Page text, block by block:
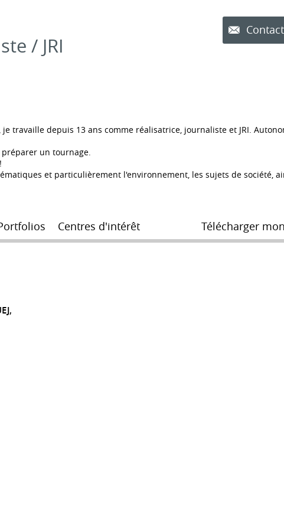
/ JRI
travaille depuis 13 ans comme réalisatrice, journaliste et JRI.
un tournage.
et particulièrement l'environnement, les sujets de société,
Centres d'intérêt Télécharger